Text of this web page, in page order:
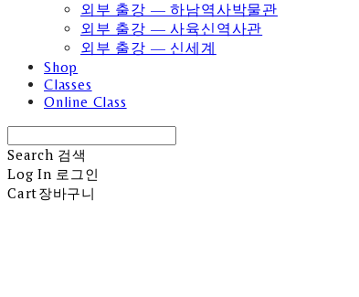
외부 출강 — 하남역사박물관
외부 출강 — 사육신역사관
외부 출강 — 신세계
Shop
Classes
Online Class
Search 검색
Log In 로그인
Cart장바구니